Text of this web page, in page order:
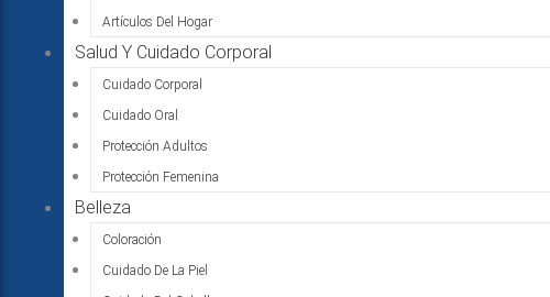
Artículos Del Hogar
Salud Y Cuidado Corporal
Cuidado Corporal
Cuidado Oral
Protección Adultos
Protección Femenina
Belleza
Coloración
Cuidado De La Piel